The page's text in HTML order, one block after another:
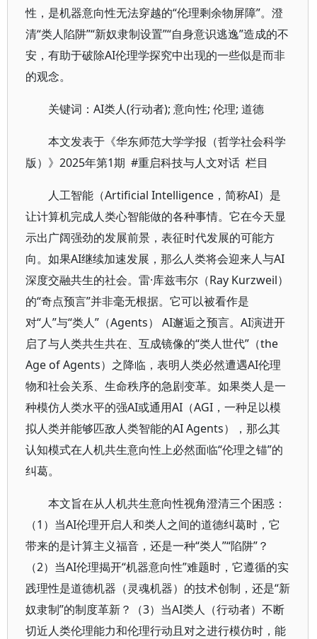
性，是机器意向性无法穿越的“伦理剩余物屏障”。澄
清“类人陷阱”“新奴隶制设置”“自身意识逃逸”造成的不
安，有助于破除AI伦理学探究中出现的一些似是而非
的观念。
关键词：AI类人(行动者); 意向性; 伦理; 道德
本文发表于《华东师范大学学报（哲学社会科学
版）》2025年第1期 #重启科技与人文对话 栏目
人工智能（Artificial Intelligence，简称AI）是
让计算机完成人类心智能做的各种事情。它在今天显
示出广阔强劲的发展前景，表征时代发展的可能方
向。如果AI继续加速发展，那么人类将会迎来人与AI
深度交融共生的社会。雷·库兹韦尔（Ray Kurzweil）
的“奇点预言”并非毫无根据。它可以被看作是
对“人”与“类人”（Agents） AI邂逅之预言。AI演进开
启了与人类共生共在、互成镜像的“类人世代”（the
Age of Agents）之降临，表明人类必然遭遇AI伦理
物和社会关系、生命秩序的急剧变革。如果类人是一
种模仿人类水平的强AI或通用AI（AGI，一种足以模
拟人类并能够匹敌人类智能的AI Agents），那么其
认知模式在人机共生意向性上必然面临“伦理之锚”的
纠葛。
本文旨在从人机共生意向性视角澄清三个困惑：
（1）当AI伦理开启人和类人之间的道德纠葛时，它
带来的是计算主义福音，还是一种“类人”“陷阱”？
（2）当AI伦理揭开“机器意向性”难题时，它遵循的实
践理性是道德机器（灵魂机器）的技术创制，还是“新
奴隶制”的制度革新？（3）当AI类人（行动者）不断
切近人类伦理能力和伦理行动且对之进行模仿时，能